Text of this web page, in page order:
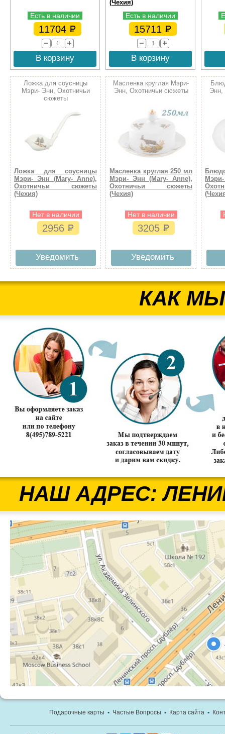
Есть в наличии
11704
В корзину
(Чехия)
Есть в наличии
15711
В корзину
Ложка для соусницы
Мэри- Энн, Охотничьи
сюжеты
Ложка для соусницы
Мэри- Энн (Mary- Anne),
Охотничьи сюжеты
(Чехия)
Нет в наличии
2956
Уведомить
Масленка круглая Мэри-
Энн, Охотничьи сюжеты
Масленка круглая 250 мл
Мэри- Энн (Mary- Anne),
Охотничьи сюжеты
(Чехия)
Нет в наличии
3205
Уведомить
Энн,
КАК
НАШ АДРЕС:
Подарочные карты ▪ Частые Вопросы ▪ Карта сайта ▪